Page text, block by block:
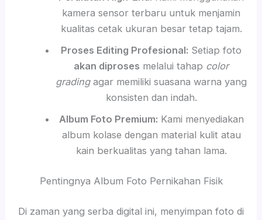
kamera sensor terbaru untuk menjamin
kualitas cetak ukuran besar tetap tajam.
Proses Editing Profesional: Setiap foto
akan diproses melalui tahap color
gradingagar memiliki suasana warna yang
konsisten dan indah.
Album Foto Premium: Kami menyediakan
album kolase dengan material kulit atau
kain berkualitas yang tahan lama.
Pentingnya Album Foto Pernikahan Fisik
Di zaman yang serba digital ini, menyimpan foto di